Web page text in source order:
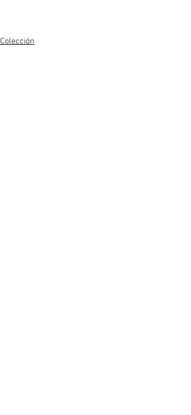
Colección